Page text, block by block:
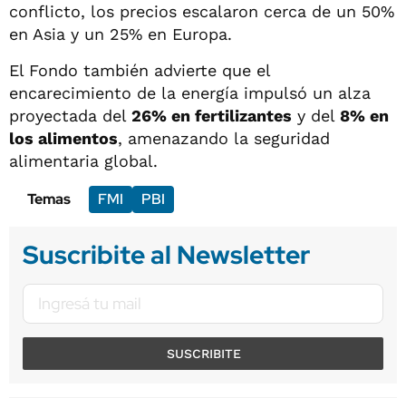
conflicto, los precios escalaron cerca de un 50%
en Asia y un 25% en Europa.
El Fondo también advierte que el
encarecimiento de la energía impulsó un alza
proyectada del 26% en fertilizantes y del 8% en
los alimentos, amenazando la seguridad
alimentaria global.
Temas
FMI PBI
Suscribite al Newsletter
SUSCRIBITE